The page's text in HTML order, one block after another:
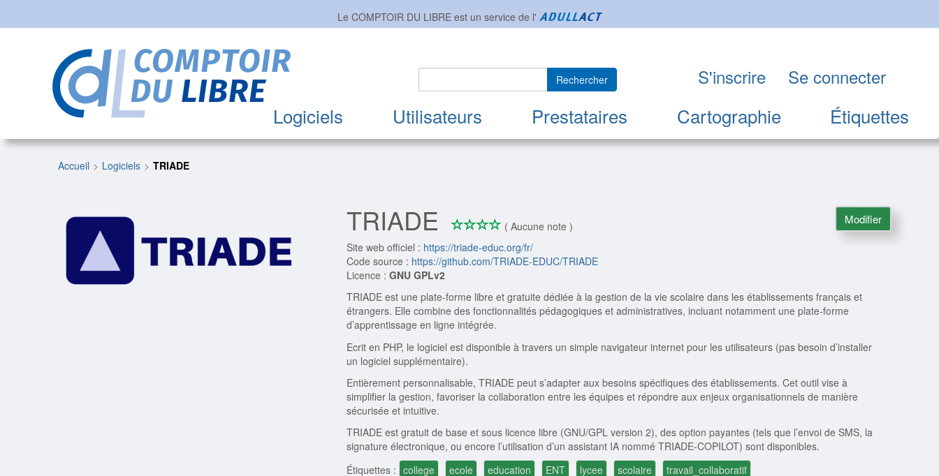
Le COMPTOIR DU LIBRE est un service de l'
Logiciels Utilisateurs Prestataires Cartographie Étiquettes
Rechercher S'inscrire Se connecter
Accueil Logiciels TRIADE
TRIADE ****
0/4
( Aucune note )
Site web officiel : https://triade-educ.org/fr/
Code source : https://github.com/TRIADE-EDUC/TRIADE
Licence : GNU GPLv2
TRIADE est une plate-forme libre et gratuite dédiée à la gestion de la vie scolaire dans les établissements français et
étrangers. Elle combine des fonctionnalités pédagogiques et administratives, incluant notamment une plate-forme
d’apprentissage en ligne intégrée.
Ecrit en PHP, le logiciel est disponible à travers un simple navigateur internet pour les utilisateurs (pas besoin d’installer
un logiciel supplémentaire).
Entièrement personnalisable, TRIADE peut s’adapter aux besoins spécifiques des établissements. Cet outil vise à
simplifier la gestion, favoriser la collaboration entre les équipes et répondre aux enjeux organisationnels de manière
sécurisée et intuitive.
TRIADE est gratuit de base et sous licence libre (GNU/GPL version 2), des option payantes (tels que l’envoi de SMS, la
signature électronique, ou encore l’utilisation d’un assistant IA nommé TRIADE-COPILOT) sont disponibles.
Étiquettes : college ecole education ENT lycee scolaire travail_collaboratif
Modifier